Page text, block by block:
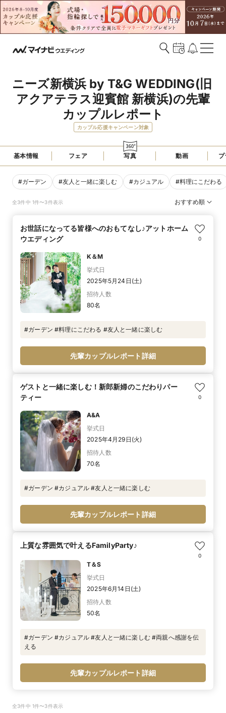
ニーズ新横浜 by T&G WEDDING(旧
アクアテラス迎賓館 新横浜)の先輩
カップルレポート
カップル応援キャンペーン対象
基本情報 フェア 写真 動画
#ガーデン #友人と一緒に楽しむ #カジュアル #料理にこだわる
全3件中 1件〜3件表示 おすすめ順
お世話になってる皆様へのおもてなし♪アットホーム
ウエディング
0
K＆M
挙式日
2025年5月24日(土)
招待人数
80名
#ガーデン #料理にこだわる #友人と一緒に楽しむ
先輩カップルレポート詳細
ゲストと一緒に楽しむ！新郎新婦のこだわりパー
ティー
0
A&A
挙式日
2025年4月29日(火)
招待人数
70名
#ガーデン #カジュアル #友人と一緒に楽しむ
先輩カップルレポート詳細
上質な雰囲気で叶えるFamilyParty♪
0
T＆S
挙式日
2025年6月14日(土)
招待人数
50名
#ガーデン #カジュアル #友人と一緒に楽しむ #両親へ感謝を伝
える
先輩カップルレポート詳細
全3件中 1件〜3件表示